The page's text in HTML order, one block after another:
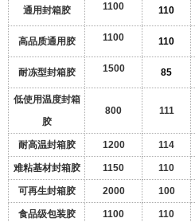
通用封箱胶 1100 110
高品质通用胶 1100 110
耐冻型封箱胶 1500 85
低使用温度封箱
胶
800 111
耐高温封箱胶 1200 114
难粘基材封箱胶 1150 110
可再生封箱胶 2000 100
食品级包装胶 1100 110